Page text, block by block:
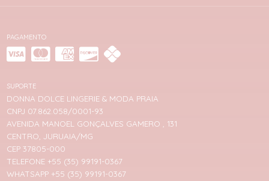
PAGAMENTO
SUPORTE
DONNA DOLCE LINGERIE & MODA PRAIA
CNPJ 07.862.058/0001-93
AVENIDA MANOEL GONÇALVES GAMERO , 131
CENTRO, JURUAIA/MG
CEP 37805-000
TELEFONE +55 (35) 99191-0367
WHATSAPP +55 (35) 99191-0367